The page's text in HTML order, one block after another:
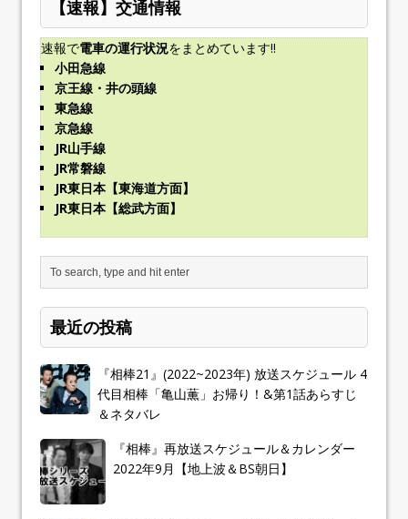
【速報】交通情報
速報で電車の運行状況をまとめています!!
小田急線
京王線・井の頭線
東急線
京急線
JR山手線
JR常磐線
JR東日本【東海道方面】
JR東日本【総武方面】
最近の投稿
『相棒21』(2022~2023年) 放送スケジュール 4
代目相棒「亀山薫」お帰り！&第1話あらすじ
＆ネタバレ
『相棒』再放送スケジュール＆カレンダー
2022年9月【地上波＆BS朝日】